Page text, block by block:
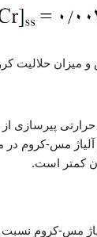
حلالیت
مس-کروم در
کمتر است.
مس-کروم نسبت